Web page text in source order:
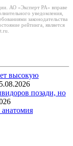
АО «Эксперт РА» вправе
уведомления,
законодательства
рейтинга, является
высокую
позади, но